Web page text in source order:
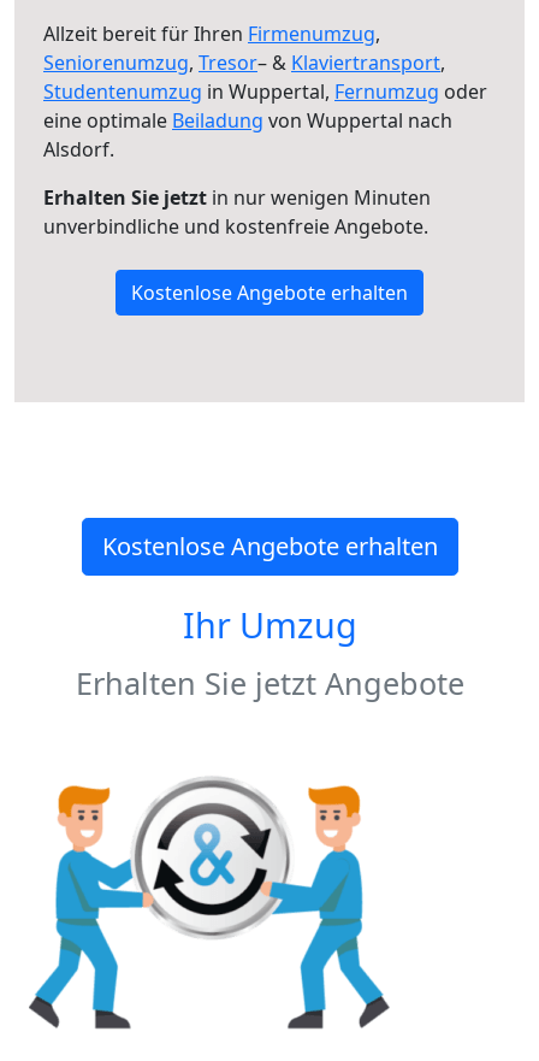
Allzeit bereit für Ihren Firmenumzug,
Seniorenumzug, Tresor– & Klaviertransport,
Studentenumzug in Wuppertal, Fernumzug oder
eine optimale Beiladung von Wuppertal nach
Alsdorf.
Erhalten Sie jetzt in nur wenigen Minuten
unverbindliche und kostenfreie Angebote.
Kostenlose Angebote erhalten
Kostenlose Angebote erhalten
Ihr Umzug
Erhalten Sie jetzt Angebote